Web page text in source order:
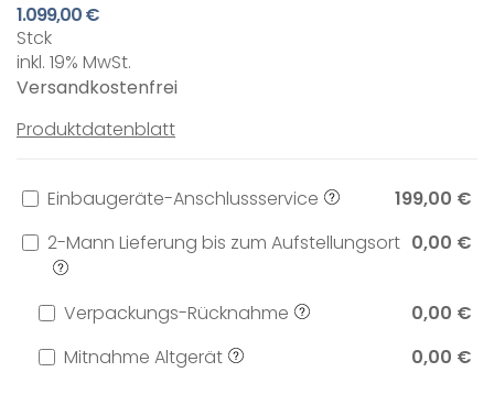
1.099,00 €
Stck
inkl. 19% MwSt.
Versandkostenfrei
Produktdatenblatt
Einbaugeräte-Anschlussservice
199,00 €
2-Mann Lieferung bis zum Aufstellungsort 0,00 €
Verpackungs-Rücknahme
0,00 €
Mitnahme Altgerät
0,00 €